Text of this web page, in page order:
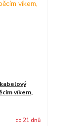
víkem,
do 21 dnů